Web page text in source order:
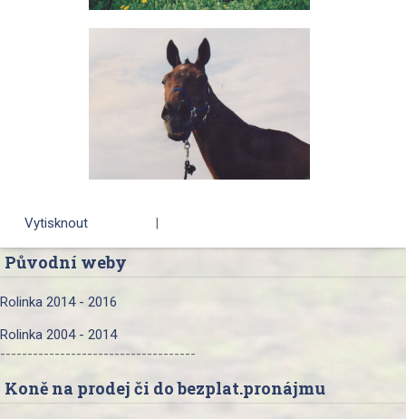
Vytisknout |
Původní weby
Rolinka 2014 - 2016
Rolinka 2004 - 2014
------------------------------------
Koně na prodej či do bezplat.pronájmu